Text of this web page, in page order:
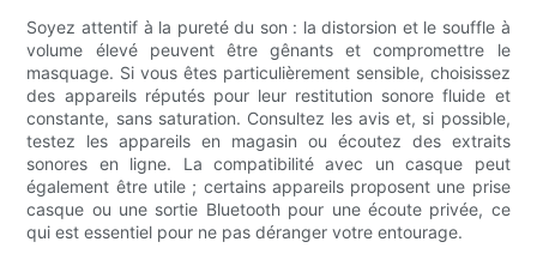
Soyez attentif à la pureté du son : la distorsion et le souffle à
volume élevé peuvent être gênants et compromettre le
masquage. Si vous êtes particulièrement sensible, choisissez
des appareils réputés pour leur restitution sonore fluide et
constante, sans saturation. Consultez les avis et, si possible,
testez les appareils en magasin ou écoutez des extraits
sonores en ligne. La compatibilité avec un casque peut
également être utile ; certains appareils proposent une prise
casque ou une sortie Bluetooth pour une écoute privée, ce
qui est essentiel pour ne pas déranger votre entourage.